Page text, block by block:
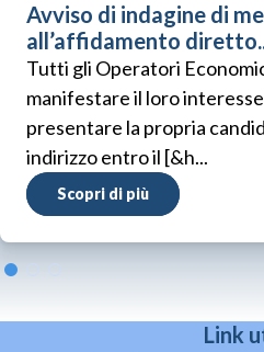
Avviso di indagine di
all’affidamento
Tutti gli Operatori
manifestare il loro
presentare la propria
indirizzo entro il [&h...
Scopri di più
Link